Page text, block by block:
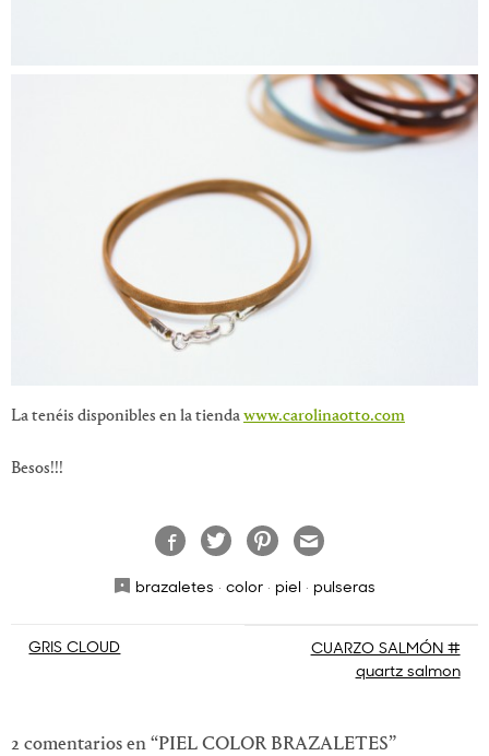
La tenéis disponibles en la tiendawww.carolinaotto.com
Besos!!!
brazaletes · color · piel · pulseras
Navegación
GRIS CLOUD
CUARZO SALMÓN #
quartz salmon
2 comentarios en “PIEL COLOR BRAZALETES”